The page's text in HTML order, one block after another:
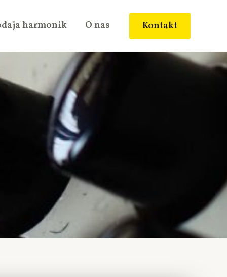
harmonik O nas Kontakt